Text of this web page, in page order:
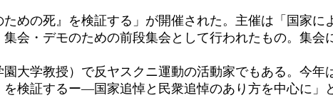
の死』を検証する」が開催された。主催は「国家に
会・デモのための前段集会として行われたもの。集会
学教授）で反ヤスクニ運動の活動家でもある。今年
検証するー―国家追悼と民衆追悼のあり方を中心に」